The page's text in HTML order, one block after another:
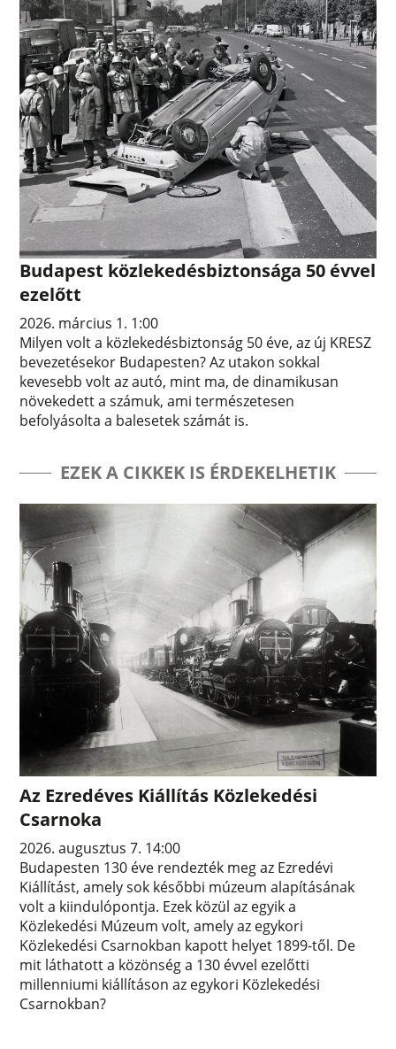
Budapest közlekedésbiztonsága 50 évvel
ezelőtt
2026. március 1. 1:00
Milyen volt a közlekedésbiztonság 50 éve, az új KRESZ
bevezetésekor Budapesten? Az utakon sokkal
kevesebb volt az autó, mint ma, de dinamikusan
növekedett a számuk, ami természetesen
befolyásolta a balesetek számát is.
EZEK A CIKKEK IS ÉRDEKELHETIK
Az Ezredéves Kiállítás Közlekedési
Csarnoka
2026. augusztus 7. 14:00
Budapesten 130 éve rendezték meg az Ezredévi
Kiállítást, amely sok későbbi múzeum alapításának
volt a kiindulópontja. Ezek közül az egyik a
Közlekedési Múzeum volt, amely az egykori
Közlekedési Csarnokban kapott helyet 1899-től. De
mit láthatott a közönség a 130 évvel ezelőtti
millenniumi kiállításon az egykori Közlekedési
Csarnokban?